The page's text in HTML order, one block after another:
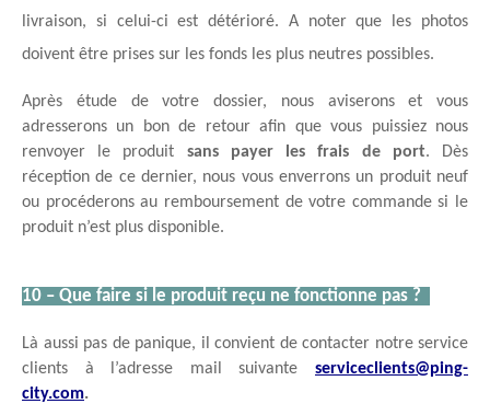
livraison, si celui-ci est détérioré. A noter que les photos
doivent être prises sur les fonds les plus neutres possibles.
Après étude de votre dossier, nous aviserons et vous
adresserons un bon de retour afin que vous puissiez nous
renvoyer le produit sans payer les frais de port. Dès
réception de ce dernier, nous vous enverrons un produit neuf
ou procéderons au remboursement de votre commande si le
produit n’est plus disponible.
10 – Que faire si le produit reçu ne fonctionne pas ?
Là aussi pas de panique, il convient de contacter notre service
clients à l’adresse mail suivante serviceclients@ping-
city.com.